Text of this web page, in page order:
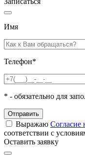
Имя
Телефон*
* - обязательно для
Отправить
Выражаю Согласие
соответствии с
Оставить заявку